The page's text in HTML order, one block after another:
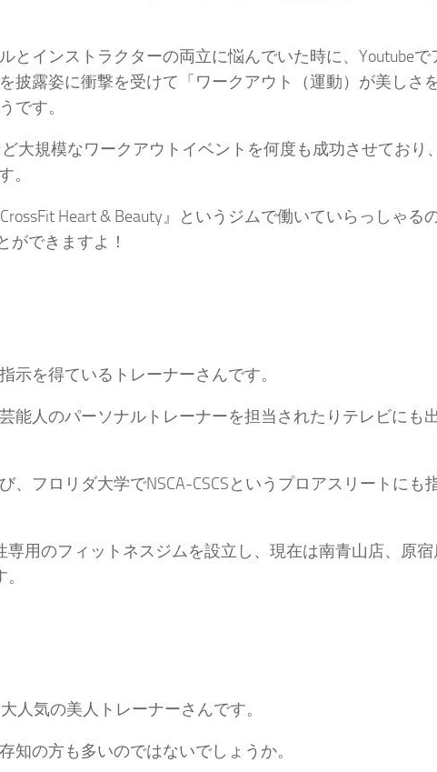
とインストラクターの両立に悩んでいた時に、Youtube
披露姿に衝撃を受けて 「ワークアウト（運動）が美しさ
です。
ど大規模なワークアウトイベントを何度も成功させており、
。
CrossFit Heart & Beauty』
というジムで働いていらっしゃる
ができますよ！
示を得ているトレーナーさんです。
能人のパーソナルトレーナーを担当されたりテレビにも
フロリダ大学でNSCA-CSCSというプロアスリートにも
専用のフィットネスジムを設立し、現在は南青山店、原
人気の美人トレーナーさんです。
知の方も多いのではないでしょうか。